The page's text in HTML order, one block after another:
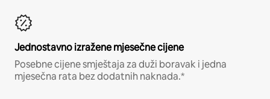
Jednostavno izražene mjesečne cijene
Posebne cijene smještaja za duži boravak i jedna
mjesečna rata bez dodatnih naknada.*